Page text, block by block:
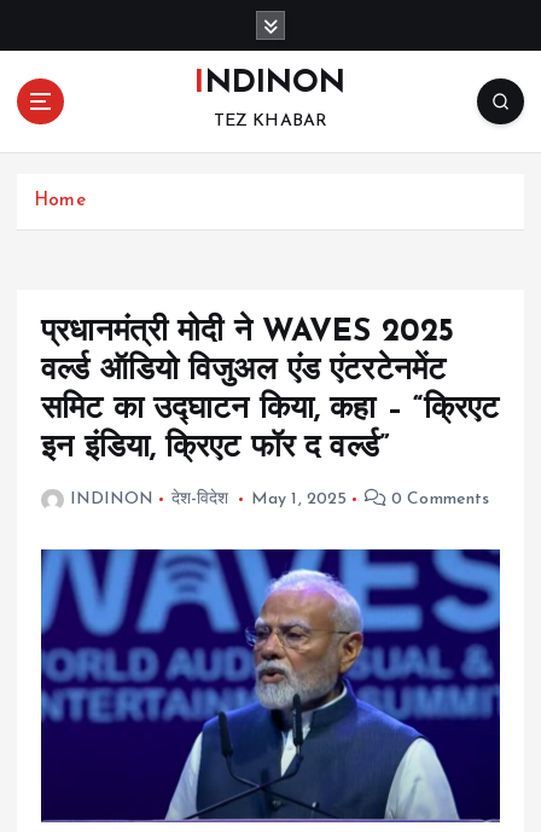
o
INDINON
TEZ KHABAR
Home
प्रधानमंत्री मोदी ने WAVES 2025
वर्ल्ड ऑडियो विजुअल एंड एंटरटेनमेंट
समिट का उद्घाटन किया, कहा – “क्रिएट
इन इंडिया, क्रिएट फॉर द वर्ल्ड”
INDINON देश-विदेश May 1, 2025 0 Comments